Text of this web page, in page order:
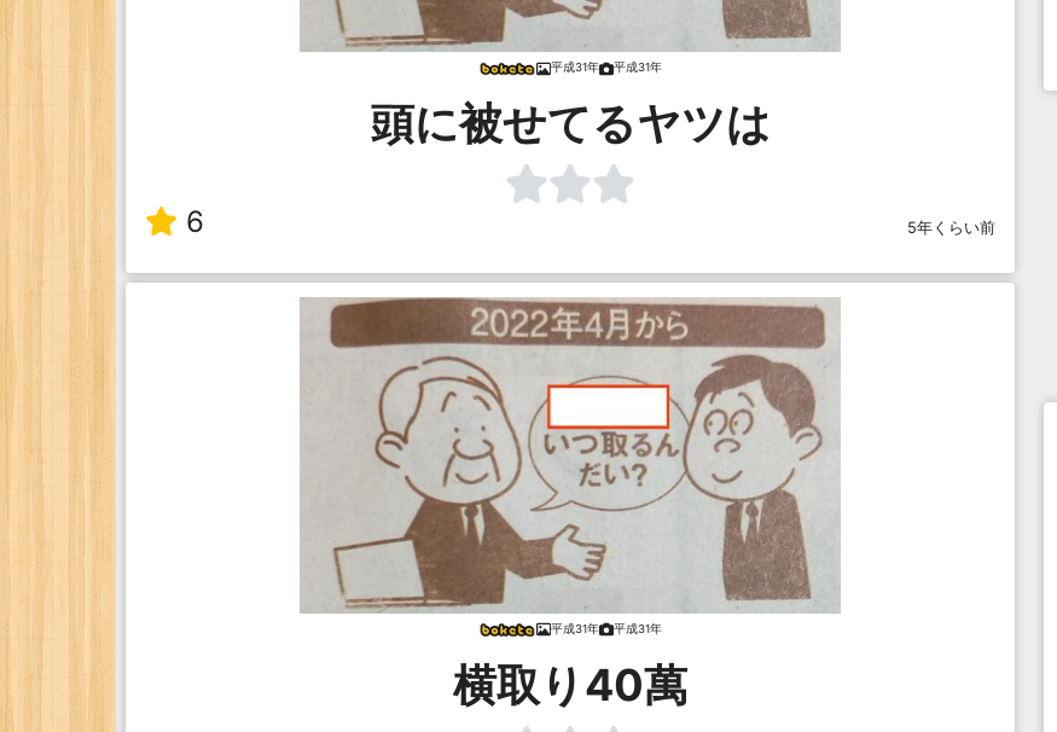
平成31年 平成31年
頭に被せてるヤツは
6 5年くらい前
平成31年 平成31年
横取り40萬